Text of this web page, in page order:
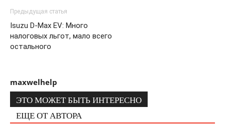
Предыдущая статья
Isuzu D-Max EV: Много
налоговых льгот, мало всего
остального
maxwelhelp
ЭТО МОЖЕТ БЫТЬ ИНТЕРЕСНО
ЕЩЕ ОТ АВТОРА